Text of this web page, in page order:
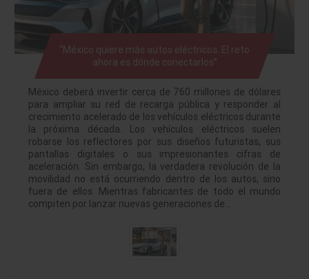
“México quiere más autos eléctricos. El reto
ahora es dónde conectarlos”
México deberá invertir cerca de 760 millones de dólares
para ampliar su red de recarga pública y responder al
crecimiento acelerado de los vehículos eléctricos durante
la próxima década. Los vehículos eléctricos suelen
robarse los reflectores por sus diseños futuristas, sus
pantallas digitales o sus impresionantes cifras de
aceleración. Sin embargo, la verdadera revolución de la
movilidad no está ocurriendo dentro de los autos, sino
fuera de ellos. Mientras fabricantes de todo el mundo
compiten por lanzar nuevas generaciones de…